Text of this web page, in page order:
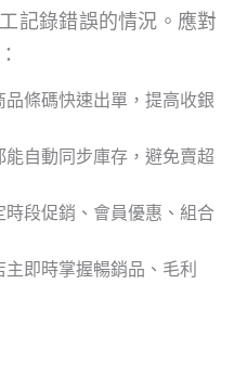
記錄錯誤的情況。應對
條碼快速出單，提高收銀
能自動同步庫存，避免賣超
段促銷、會員優惠、組合
即時掌握暢銷品、毛利